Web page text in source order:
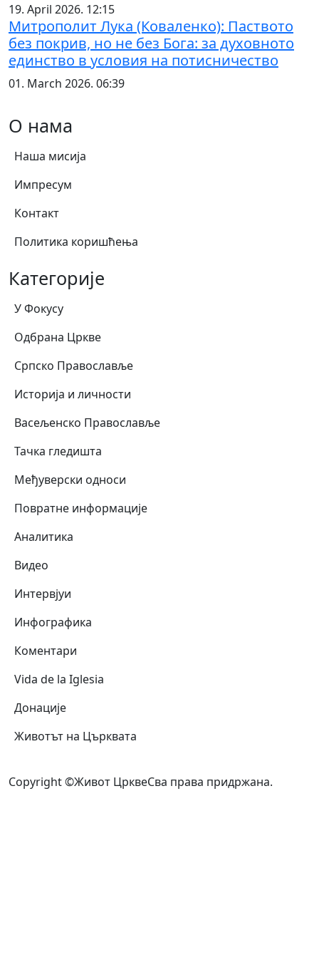
19. April 2026. 12:15
Митрополит Лука (Коваленко): Паството
без покрив, но не без Бога: за духовното
единство в условия на потисничество
01. March 2026. 06:39
О нама
Наша мисија
Импресум
Контакт
Политика коришћења
Категорије
У Фокусу
Одбрана Цркве
Српско Православље
Историја и личности
Васељенско Православље
Тачка гледишта
Међуверски односи
Повратне информације
Аналитика
Видео
Интервјуи
Инфографика
Коментари
Vida de la Iglesia
Донације
Животът на Църквата
Copyright ©Живот ЦрквеСва права придржана.